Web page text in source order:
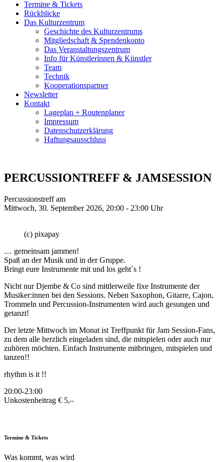
Termine & Tickets
Rückblicke
Das Kulturzentrum
Geschichte des Kulturzentrums
Mitgliedschaft & Spendenkonto
Das Veranstaltungszentrum
Info für Künstlerinnen & Künstler
Team
Technik
Kooperationspartner
Newsletter
Kontakt
Lageplan + Routenplaner
Impressum
Datenschutzerklärung
Haftungsausschluss
PERCUSSIONTREFF & JAMSESSION
Percussionstreff am
Mittwoch, 30. September 2026, 20:00 - 23:00 Uhr
(c) pixapay
… gemeinsam jammen!
Spaß an der Musik und in der Gruppe.
Bringt eure Instrumente mit und los geht´s !
Nicht nur Djembe & Co sind mittlerweile fixe Instrumente der
Musiker:innen bei den Sessions. Neben Saxophon, Gitarre, Cajon,
Trommeln und Percussion-Instrumenten wird auch gesungen und
getanzt!
Der letzte Mittwoch im Monat ist Treffpunkt für Jam Session-Fans,
zu dem alle herzlich eingeladen sind, die mitspielen oder auch nur
zuhören möchten. Einfach Instrumente mitbringen, mitspielen und
tanzen!!
rhythm is it !!
20:00-23:00
Unkostenbeitrag € 5,–
Termine & Tickets
Was kommt, was wird